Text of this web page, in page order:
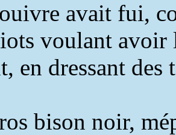
avait fui,
voulant avoir
en dressant des
bison noir,